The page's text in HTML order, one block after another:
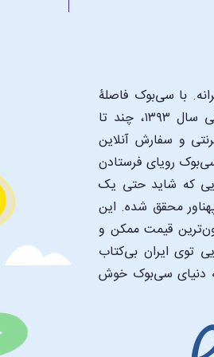
با سی‌بوک فاصلۀ
شما تا یک کتابفروشی بزرگ و پروپیمون تنها به اندازۀ یک کلیک شده. چند سال پیش، یعنی سال ۱۳۹۳، چند تا
و سفارش آنلاین
رویای فرستادن
که شاید حتی یک
محقق شده. این
قیمت ممکن و
توی ایران بی‌کتاب
دنیای سی‌بوک خوش